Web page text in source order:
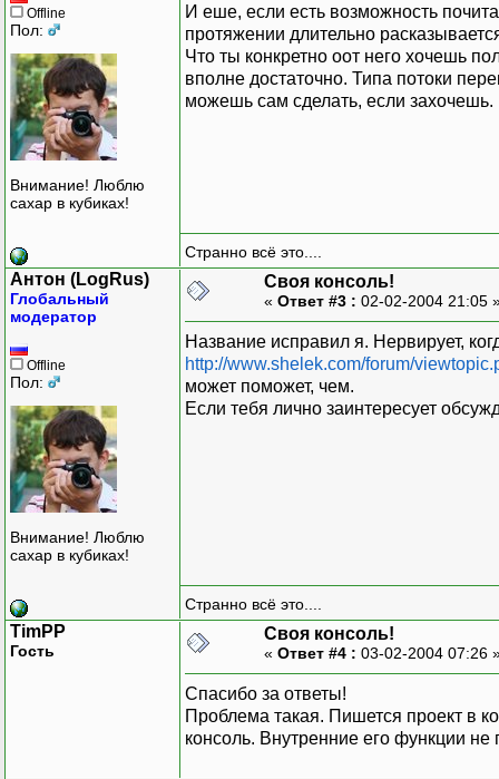
Offline
Пол:
Внимание! Люблю
сахар в кубиках!
И еше, если есть возможность
протяжении длительно
Что ты конкретно оот него хочешь
вполне достаточно. Типа потоки
можешь сам сделать, если захочешь.
Странно всё это....
Антон (LogRus)
Глобальный
модератор
Offline
Пол:
Внимание! Люблю
сахар в кубиках!
Своя консоль!
« Ответ #3 : 02-02-2004 21:05
Название исправил я. Нервирует,
http://www.shelek.com/forum/
может поможет, чем.
Если тебя лично заинтересует
Странно всё это....
TimPP
Гость
Своя консоль!
« Ответ #4 : 03-02-2004 07:26
Спасибо за ответы!
Проблема такая. Пишется проект в
консоль. Внутренние его функции